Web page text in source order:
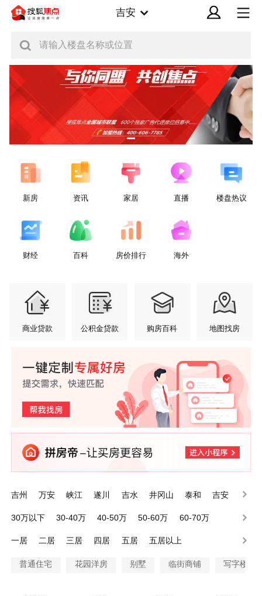
吉安
请输入楼盘名称或位置
新房 资讯 家居 直播 楼盘热议
财经 百科 房价排行 海外
商业贷款 公积金贷款 购房百科 地图找房
吉州 万安 峡江 遂川 吉水 井冈山 泰和
吉安
30万以下
30-40万 40-50万 50-60万
60-70万
一居
二居 三居 四居 五居 五居以上
普通住宅 花园洋房 别墅 临街商铺 写字楼